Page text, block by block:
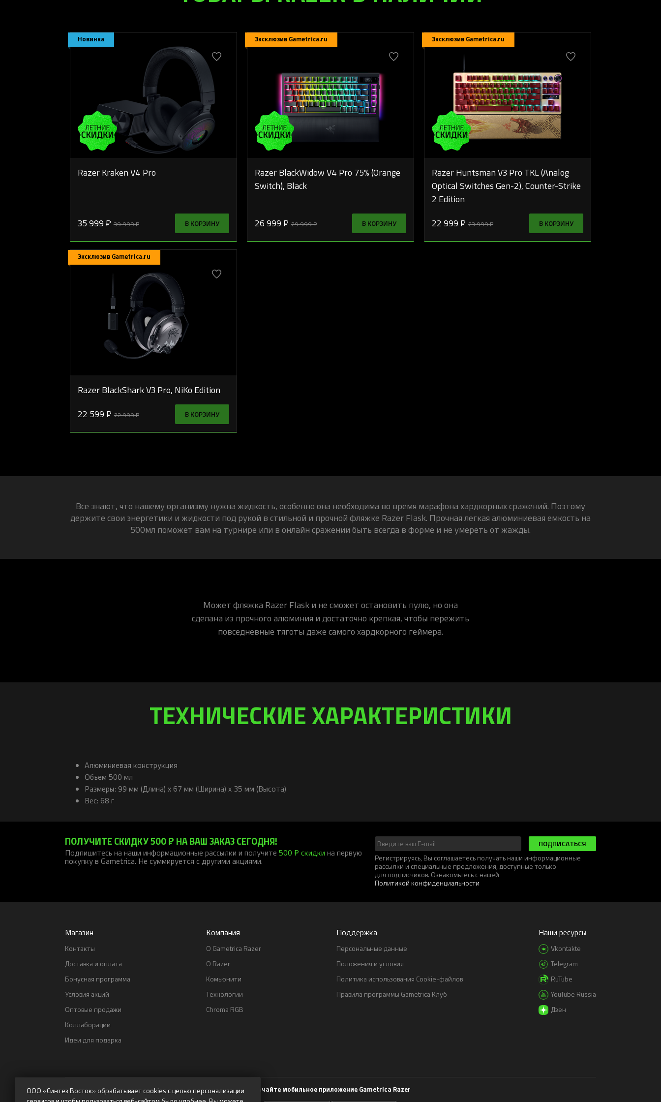
Новинка
Razer Kraken V4 Pro
35 999 ₽ 39 999 ₽ В КОРЗИНУ
Эксклюзив Gametrica.ru
Razer BlackWidow V4 Pro 75% (Orange
Switch), Black
26 999 ₽ 29 999 ₽ В КОРЗИНУ
Эксклюзив Gametrica.ru
Razer Huntsman V3 Pro TKL (Analog
Optical Switches Gen-2), Counter-Strike
2 Edition
22 999 ₽ 23 999 ₽ В КОРЗИНУ
Эксклюзив Gametrica.ru
Razer BlackShark V3 Pro, NiKo Edition
22 599 ₽ 22 999 ₽ В КОРЗИНУ
Все знают, что нашему организму нужна жидкость, особенно она необходима во время марафона хардкорных сражений. Поэтому
держите свои энергетики и жидкости под рукой в стильной и прочной фляжке Razer Flask. Прочная легкая алюминиевая емкость на
500мл поможет вам на турнире или в онлайн сражении быть всегда в форме и не умереть от жажды.
Может фляжка Razer Flask и не сможет остановить пулю, но она
сделана из прочного алюминия и достаточно крепкая, чтобы пережить
повседневные тяготы даже самого хардкорного геймера.
ТЕХНИЧЕСКИЕ ХАРАКТЕРИСТИКИ
Алюминиевая конструкция
Объем 500 мл
Размеры: 99 мм (Длина) x 67 мм (Ширина) x 35 мм (Высота)
Вес: 68 г
ПОЛУЧИТЕ СКИДКУ 500 ₽ НА ВАШ ЗАКАЗ СЕГОДНЯ!
Подпишитесь на наши информационные рассылки и получите 500 ₽ скидки на первую
покупку в Gametrica. Не суммируется с другими акциями.
ПОДПИСАТЬСЯ
Регистрируясь, Вы соглашаетесь получать наши информационные
рассылки и специальные предложения, доступные только
для подписчиков. Ознакомьтесь с нашей
Политикой конфиденциальности
Магазин
Контакты
Доставка и оплата
Бонусная программа
Условия акций
Оптовые продажи
Коллаборации
Идеи для подарка
Компания
О Gametrica Razer
О Razer
Комьюнити
Технологии
Chroma RGB
Поддержка
Персональные данные
Положения и условия
Политика использования Cookie-файлов
Правила программы Gametrica Клуб
Наши ресурсы
Vkontakte
Telegram
RuTube
YouTube Russia
Дзен
Скачайте мобильное приложение Gametrica Razer
ООО «Синтез Восток» обрабатывает cookies с целью персонализации